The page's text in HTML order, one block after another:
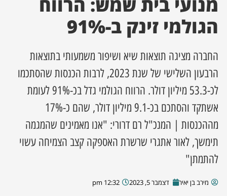
מסע מלחמה
מקומית
עסקים
הגולמי זינק ב-91%
החברה מציגה תוצאות שיא ושיפור משמעותי בתוצאות
הרבעון השלישי של שנת 2023, לרבות הכנסות שהסתכמו
לכ-53.3 מיליון דולר. הרווח הגולמי גדל בכ-91% לעומת
אשתקד והסתכם בכ-9.1 מיליון דולר, שהם כ-17%
מההכנסות | המנכ"ל רם דרורי: "אנו מאמינים שהמגמה
תימשך, לאור אתגרי שרשרת האספקה קצב הצמיחה עשוי
להתמתן"
מירב בן יאיר דצמבר 5, 2023 12:32 pm